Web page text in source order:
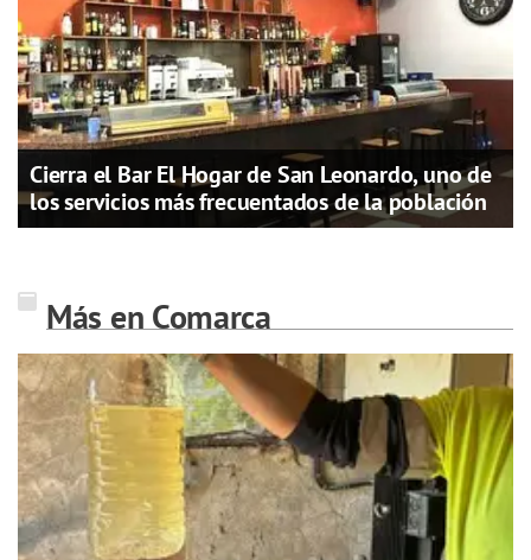
Cierra el Bar El Hogar de San Leonardo, uno de
los servicios más frecuentados de la población
Más en Comarca